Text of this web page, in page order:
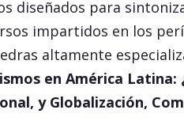
diseñados para
impartidos en los
altamente
en América Latina:
y Globalización,